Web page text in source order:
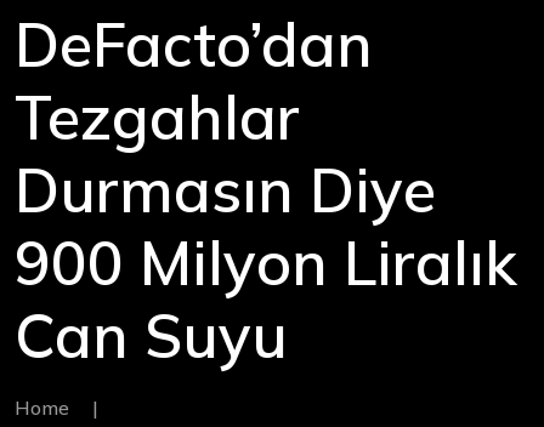
DeFacto’dan
Tezgahlar
Durmasın Diye
900 Milyon Liralık
Can Suyu
Home
|